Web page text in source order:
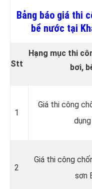
Bảng báo giá thi
bể nước tại
Stt
Hạng mục thi
bơi,
1
Giá thi công
2
Giá thi công
sơn